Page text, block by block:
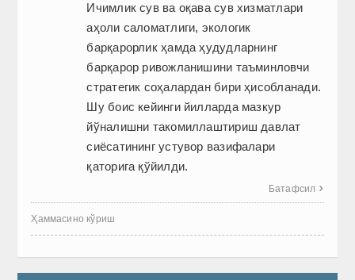
Ичимлик сув ва оқава сув хизматлари
аҳоли саломатлиги, экологик
барқарорлик ҳамда ҳудудларнинг
барқарор ривожланишини таъминловчи
стратегик соҳалардан бири ҳисобланади.
Шу боис кейинги йилларда мазкур
йўналишни такомиллаштириш давлат
сиёсатининг устувор вазифалари
қаторига қўйилди.
Батафсил 
Ҳаммасино кўриш